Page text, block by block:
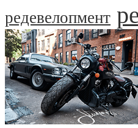
редевелопмент